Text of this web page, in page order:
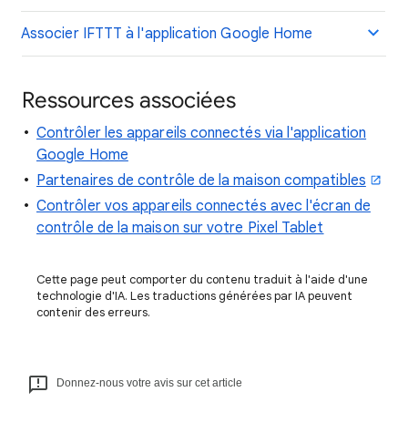
Associer IFTTT à l'application Google Home
Ressources associées
Contrôler les appareils connectés via l'application
Google Home
Partenaires de contrôle de la maison compatibles
Contrôler vos appareils connectés avec l'écran de
contrôle de la maison sur votre Pixel Tablet
Cette page peut comporter du contenu traduit à l'aide d'une
technologie d'IA. Les traductions générées par IA peuvent
contenir des erreurs.
Donnez-nous votre avis sur cet article